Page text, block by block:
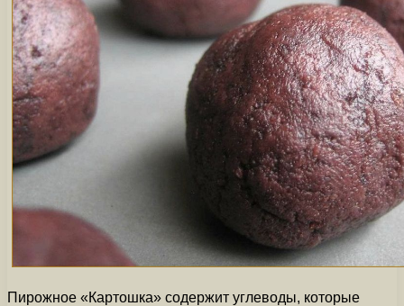
Пирожное «Картошка» содержит углеводы, которые